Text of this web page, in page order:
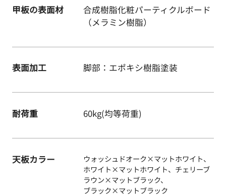
甲板の表面材
合成樹脂化粧パーティクルボード
（メラミン樹脂）
表面加工 脚部：エポキシ樹脂塗装
耐荷重 60kg(均等荷重)
天板カラー
ウォッシュドオーク×マットホワイト、
ホワイト×マットホワイト、チェリーブ
ラウン×マットブラック、
ブラック×マットブラック